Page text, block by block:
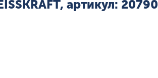
артикул: 20790